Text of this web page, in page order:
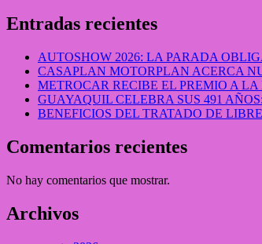
Entradas recientes
AUTOSHOW 2026: LA PARADA
CASAPLAN MOTORPLAN ACERCA
METROCAR RECIBE EL PREMIO A
GUAYAQUIL CELEBRA SUS 491
BENEFICIOS DEL TRATADO DE
Comentarios recientes
No hay comentarios que mostrar.
Archivos